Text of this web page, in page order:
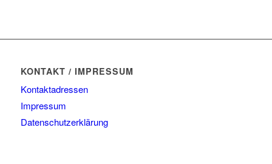
KONTAKT / IMPRESSUM
Kontaktadressen
Impressum
Datenschutzerklärung